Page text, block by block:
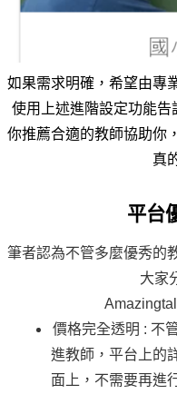
如果需求明確，希望由專
使用上述進階設定功能告
你推薦合適的教師協助你
真
平台
筆者認為不管多麼優秀的
大家
價格完全透明 : 不
進教師，平台上的
面上，不需要再進